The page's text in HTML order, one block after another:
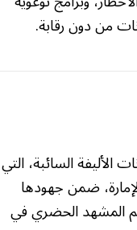
من دون رقابة.
السائبة، التي
الإمارة، ضمن جهودها
المشهد الحضري في